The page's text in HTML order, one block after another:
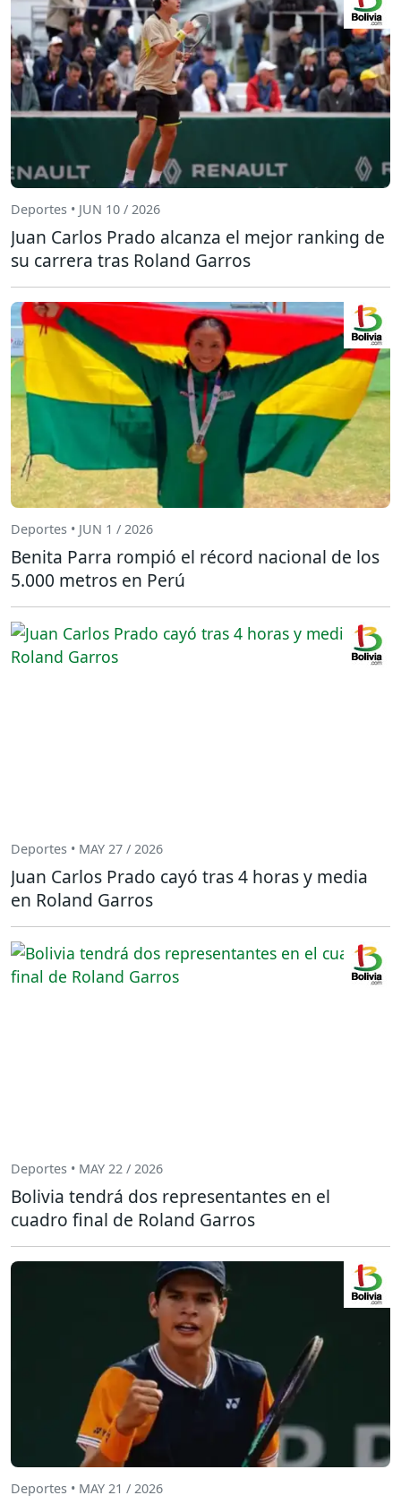
Deportes • JUN 10 / 2026
Juan Carlos Prado alcanza el mejor ranking de
su carrera tras Roland Garros
Deportes • JUN 1 / 2026
Benita Parra rompió el récord nacional de los
5.000 metros en Perú
Deportes • MAY 27 / 2026
Juan Carlos Prado cayó tras 4 horas y media
en Roland Garros
Deportes • MAY 22 / 2026
Bolivia tendrá dos representantes en el
cuadro final de Roland Garros
Deportes • MAY 21 / 2026